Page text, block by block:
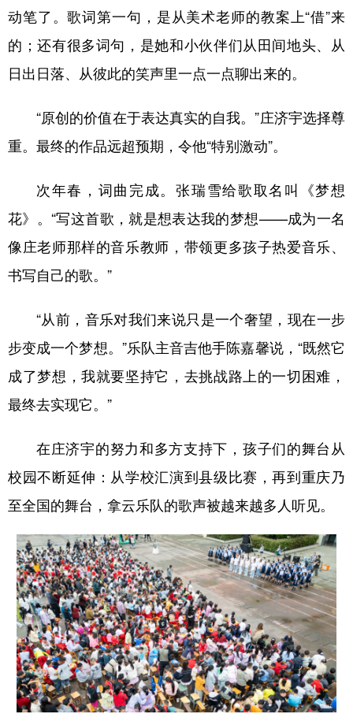
动笔了。歌词第一句，是从美术老师的教案上“借”来
的；还有很多词句，是她和小伙伴们从田间地头、从
日出日落、从彼此的笑声里一点一点聊出来的。
“原创的价值在于表达真实的自我。”庄济宇选择尊
重。最终的作品远超预期，令他“特别激动”。
次年春，词曲完成。张瑞雪给歌取名叫《梦想
花》。“写这首歌，就是想表达我的梦想——成为一名
像庄老师那样的音乐教师，带领更多孩子热爱音乐、
书写自己的歌。”
“从前，音乐对我们来说只是一个奢望，现在一步
步变成一个梦想。”乐队主音吉他手陈嘉馨说，“既然它
成了梦想，我就要坚持它，去挑战路上的一切困难，
最终去实现它。”
在庄济宇的努力和多方支持下，孩子们的舞台从
校园不断延伸：从学校汇演到县级比赛，再到重庆乃
至全国的舞台，拿云乐队的歌声被越来越多人听见。